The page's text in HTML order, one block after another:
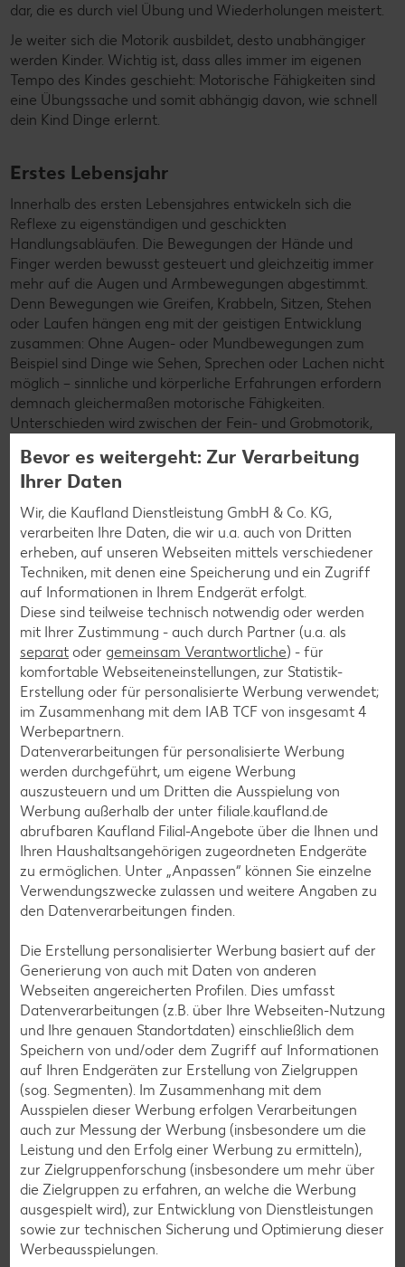
dar, die es durch viel Übung und Wiederholungen meistert.
Je weiter sich die Motorik ausbildet, desto unabhängiger
werden Kinder. Wichtig ist, dass alles immer im eigenen
Tempo des Kindes geschieht: Motorische Fähigkeiten sind
eine Übungssache und somit abhängig davon, wie schnell
dein Kind Dinge erlernt.
Erstes Lebensjahr
Innerhalb des ersten Lebensjahres entwickeln sich die
Reflexe zu eigenständigen und geschickten
Handlungsabläufen. Die Bewegungen der Hände und
Finger werden bewusst gesteuert und gleichzeitig immer
mehr auf die Augen und Armbewegungen abgestimmt.
Denn Bewegungen wie Greifen, Krabbeln, Sitzen, Stehen
oder Laufen hängen eng mit der geistigen Entwicklung
zusammen: Ohne Augen- oder Mundbewegungen zum
Beispiel sind Dinge wie Sehen, Sprechen oder Lachen nicht
möglich – sinnliche und körperliche Erfahrungen erfordern
demnach gleichermaßen motorische Fähigkeiten.
Unterschieden wird zwischen der Fein- und Grobmotorik,
aufbauen.
Zweites Lebensjahr
Im zweiten Lebensjahr verfeinert sich dann die Augen-
Hand-Koordination. Dein Kind lernt jetzt, gezielt nach
Dingen zu greifen und sie wieder abzulegen – der
sogenannte „Pinzettengriff“ kommt hinzu. Dabei handelt es
sich um einen Griff, bei dem Daumen und Zeigefinger
genutzt werden, um Dinge aufzuheben. Kinder können jetzt
mit Stiften, Löffeln oder auch Zahnbürsten umgehen.
Drittes Lebensjahr
Im dritten Lebensjahr sind die Bewegungsabläufe soweit
ausgeprägt, dass Kinder kaum noch zu bremsen sind. Sie
laufen sicher, umgehen Hindernisse, klettern auf Möbel,
meistern Treppen, können springen, auf Zehenspitzen
stehen und Bälle werfen. Auch die Fingerfertigkeit deines
Kindes verbessert sich, sodass Basteln, Malen und Bauen
immer wichtiger wird.
Das Kind kann Linien und Kreise zeichnen, mit Bauklötzen
Türme bauen, Lichtschalter betätigen oder die
dabei mitunter noch etwas unbeholfen aus und es
funktioniert nicht immer alles sofort. Je mehr eine
Bewegung aber wiederholt wird, desto besser wird auch die
Feinmotorik.
Obwohl die Händigkeit deines Kindes, das heißt, ob es ein
Links- oder Rechtshänder wird, sich erst mit etwa drei
Jahren herausbildet, fällt schon im Alter von circa acht
Monaten auf, dass die meisten Kinder eine Hand
bevorzugen und mit ihr eher nach Dingen greifen. Mit dem
dritten Lebensjahr wird sie dann klar erkennbar und dein
Kind verwendet grundsätzlich konstant eine Hand.
Förderung
Bevor es weitergeht: Zur Verarbeitung
Ihrer Daten
Wir, die Kaufland Dienstleistung GmbH & Co. KG,
verarbeiten Ihre Daten, die wir u.a. auch von Dritten
erheben, auf unseren Webseiten mittels verschiedener
Techniken, mit denen eine Speicherung und ein Zugriff
auf Informationen in Ihrem Endgerät erfolgt.
Diese sind teilweise technisch notwendig oder werden
mit Ihrer Zustimmung - auch durch Partner (u.a. als
separat oder gemeinsam Verantwortliche) - für
komfortable Webseiteneinstellungen, zur Statistik-
Erstellung oder für personalisierte Werbung verwendet;
im Zusammenhang mit dem IAB TCF von insgesamt 4
Werbepartnern.
Datenverarbeitungen für personalisierte Werbung
werden durchgeführt, um eigene Werbung
auszusteuern und um Dritten die Ausspielung von
Werbung außerhalb der unter filiale.kaufland.de
abrufbaren Kaufland Filial-Angebote über die Ihnen und
Ihren Haushaltsangehörigen zugeordneten Endgeräte
zu ermöglichen. Unter „Anpassen“ können Sie einzelne
Verwendungszwecke zulassen und weitere Angaben zu
den Datenverarbeitungen finden.
Die Erstellung personalisierter Werbung basiert auf der
Generierung von auch mit Daten von anderen
Webseiten angereicherten Profilen. Dies umfasst
Datenverarbeitungen (z.B. über Ihre Webseiten-Nutzung
und Ihre genauen Standortdaten) einschließlich dem
Speichern von und/oder dem Zugriff auf Informationen
auf Ihren Endgeräten zur Erstellung von Zielgruppen
(sog. Segmenten). Im Zusammenhang mit dem
Ausspielen dieser Werbung erfolgen Verarbeitungen
auch zur Messung der Werbung (insbesondere um die
Leistung und den Erfolg einer Werbung zu ermitteln),
zur Zielgruppenforschung (insbesondere um mehr über
die Zielgruppen zu erfahren, an welche die Werbung
ausgespielt wird), zur Entwicklung von Dienstleistungen
sowie zur technischen Sicherung und Optimierung dieser
Werbeausspielungen.